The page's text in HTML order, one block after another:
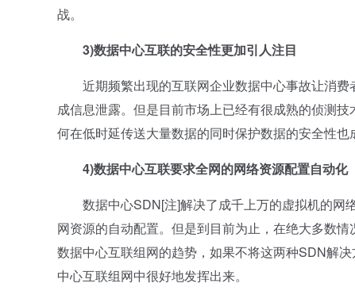
战。
3)数据中心互联的安全性更加引人注目
近期频繁出现的互联网企业数据中心事故让消费
成信息泄露。但是目前市场上已经有很成熟的侦测
何在低时延传送大量数据的同时保护数据的安全性也
4)数据中心互联要求全网的网络资源配置自动化
数据中心SDN[注]解决了成千上万的虚拟机的网
网资源的自动配置。但是到目前为止，在绝大多数
数据中心互联组网的趋势，如果不将这两种SDN解
中心互联组网中很好地发挥出来。